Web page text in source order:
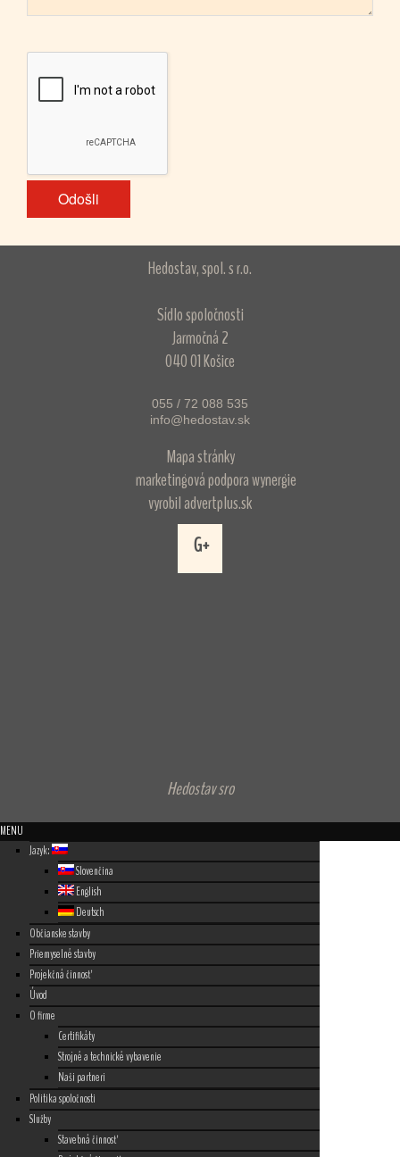
Hedostav, spol. s r.o.
Sídlo spoločnosti
Jarmočná 2
040 01 Košice
055 / 72 088 535
info@hedostav.sk
Mapa stránky
marketingová podporawynergie
vyrobiladvertplus.sk
G+
Hedostav sro
MENU
Jazyk:
Slovenčina
English
Deutsch
Občianske stavby
Priemyselné stavby
Projekčná činnosť
Úvod
O firme
Certifikáty
Strojné a technické vybavenie
Naši partneri
Politika spoločnosti
Služby
Stavebná činnosť